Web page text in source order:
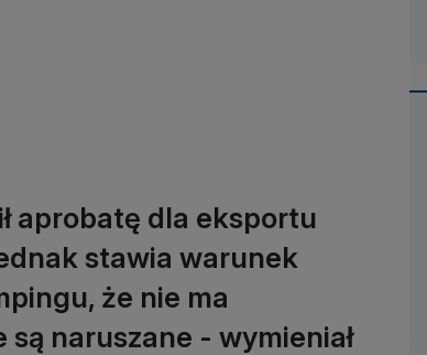
aprobatę dla eksportu
stawia warunek
że nie ma
naruszane - wymieniał